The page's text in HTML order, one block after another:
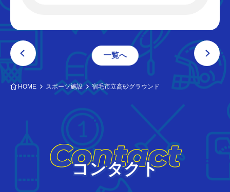
一覧へ
HOME スポーツ施設 宿毛市立高砂グラウンド
Contact
コンタクト